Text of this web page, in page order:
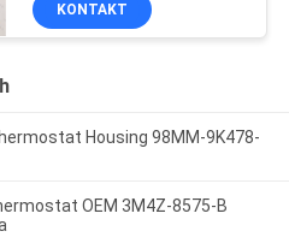
KONTAKT
Housing 98MM-9K478-
OEM 3M4Z-8575-B